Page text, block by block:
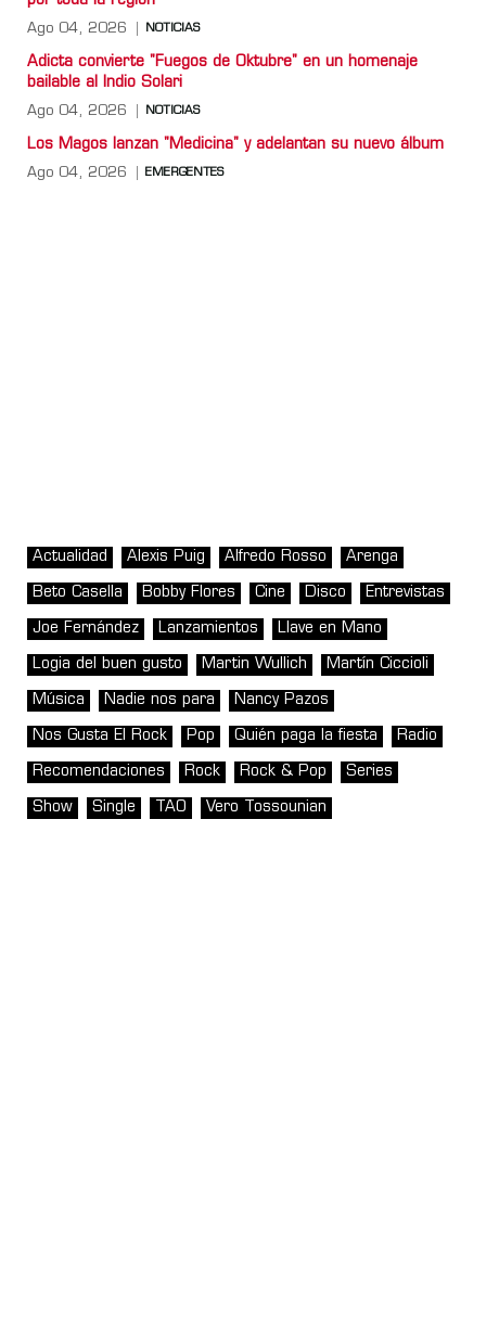
Ago 04, 2026 NOTICIAS
Adicta convierte "Fuegos de Oktubre" en un homenaje
bailable al Indio Solari
Ago 04, 2026 NOTICIAS
Los Magos lanzan "Medicina" y adelantan su nuevo álbum
Ago 04, 2026 EMERGENTES
Actualidad Alexis Puig Alfredo Rosso Arenga
Beto Casella Bobby Flores Cine Disco Entrevistas
Joe Fernández Lanzamientos Llave en Mano
Logia del buen gusto Martin Wullich Martín Ciccioli
Música Nadie nos para Nancy Pazos
Nos Gusta El Rock Pop Quién paga la fiesta Radio
Recomendaciones Rock Rock & Pop Series
Show Single TAO Vero Tossounian